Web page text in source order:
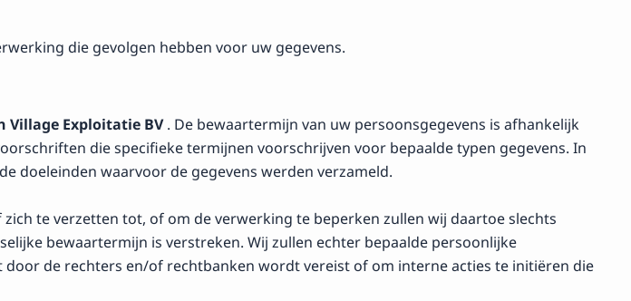
die gevolgen hebben voor uw gegevens.
Village Exploitatie BV. De bewaartermijn van uw persoonsgegevens is afhankelijk
die specifieke termijnen voorschrijven voor bepaalde typen gegevens. In
doeleinden waarvoor de gegevens werden verzameld.
te verzetten tot, of om de verwerking te beperken zullen wij daartoe slechts
bewaartermijn is verstreken. Wij zullen echter bepaalde persoonlijke
de rechters en/of rechtbanken wordt vereist of om interne acties te initiëren die